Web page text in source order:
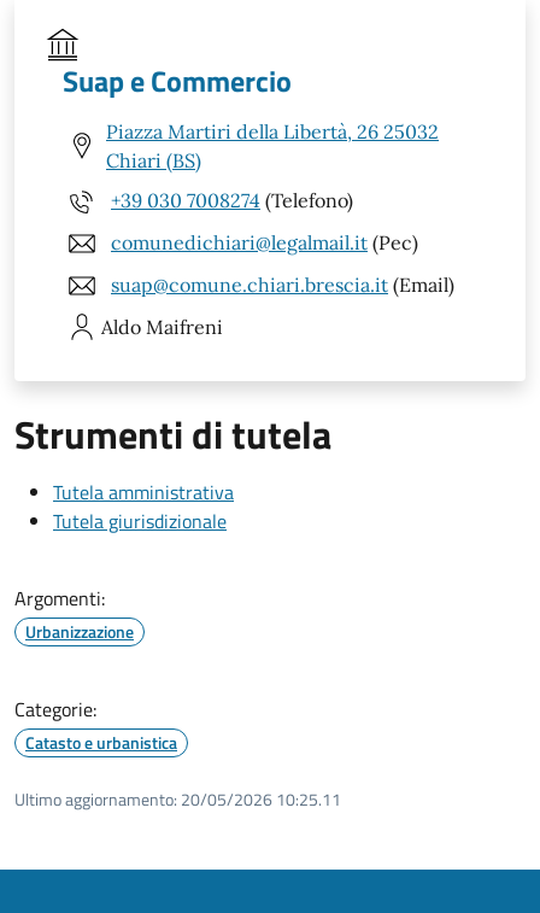
Suap e Commercio
Piazza Martiri della Libertà, 26 25032
Chiari (BS)
+39 030 7008274 (Telefono)
comunedichiari@legalmail.it (Pec)
suap@comune.chiari.brescia.it (Email)
Aldo Maifreni
Strumenti di tutela
Tutela amministrativa
Tutela giurisdizionale
Argomenti:
Urbanizzazione
Categorie:
Catasto e urbanistica
Ultimo aggiornamento: 20/05/2026 10:25.11